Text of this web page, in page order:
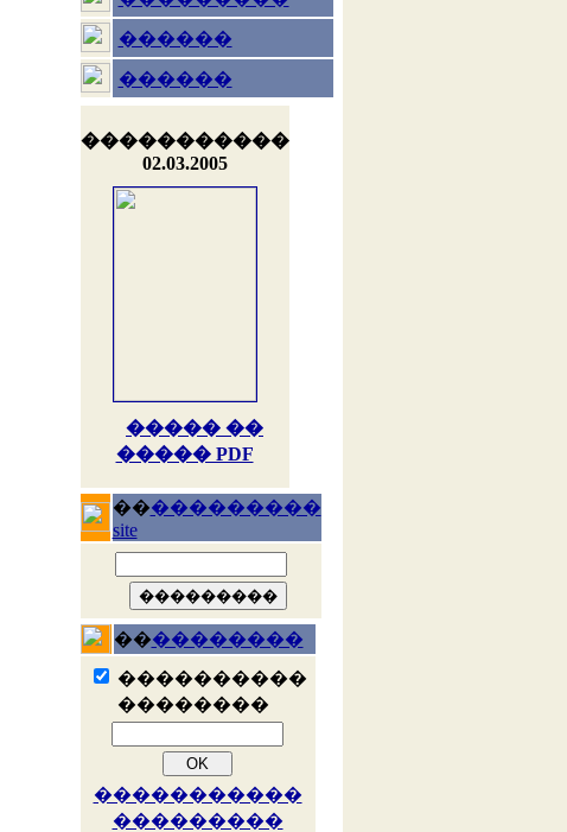
������
������
�����������
02.03.2005
����� ��
����� PDF
�����������
site
����������
����������
��������
�����������
���������